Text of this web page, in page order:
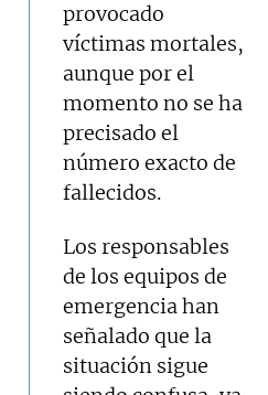
provocado
víctimas mortales,
aunque por el
momento no se ha
precisado el
número exacto de
fallecidos.
Los responsables
de los equipos de
emergencia han
señalado que la
situación sigue